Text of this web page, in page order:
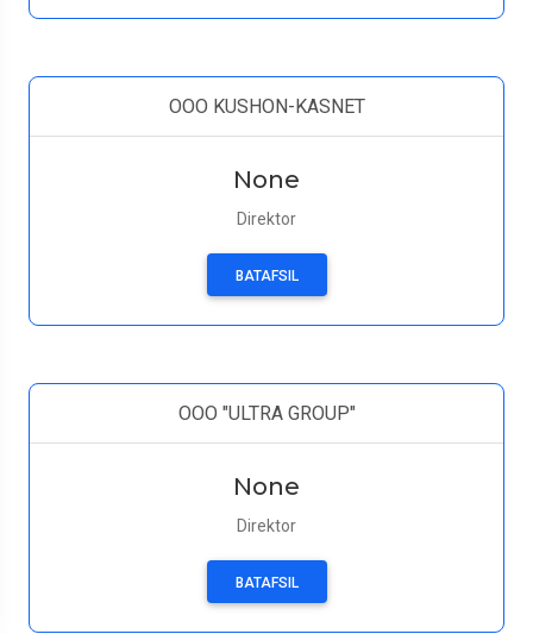
OOO KUSHON-KASNET
None
Direktor
BATAFSIL
ООО "ULTRA GROUP"
None
Direktor
BATAFSIL